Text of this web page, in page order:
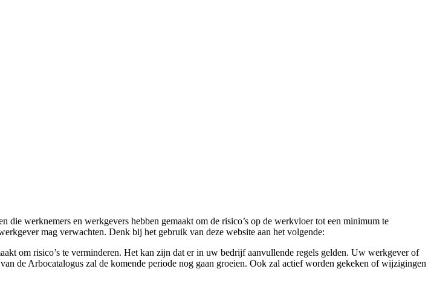
werknemers en werkgevers hebben gemaakt om de risico’s op de werkvloer tot een minimum te
mag verwachten. Denk bij het gebruik van deze website aan het volgende:
om risico’s te verminderen. Het kan zijn dat er in uw bedrijf aanvullende regels gelden. Uw werkgever of
de Arbocatalogus zal de komende periode nog gaan groeien. Ook zal actief worden gekeken of wijzigingen